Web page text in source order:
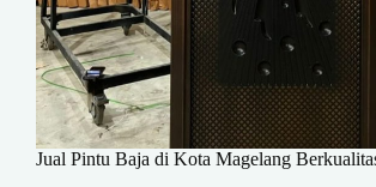
Jual Pintu Baja di Kota Magelang